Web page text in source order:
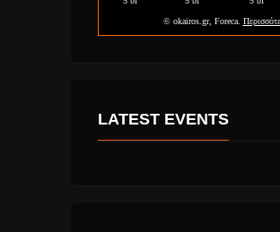
LATEST EVENTS